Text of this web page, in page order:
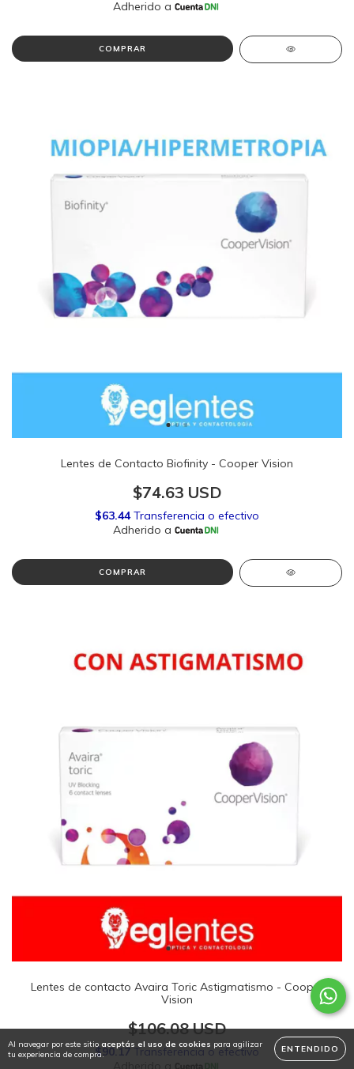
Al navegar por este sitio aceptás el uso de cookies para agilizar
tu experiencia de compra.
ENTENDIDO
Lentes de Contacto Biofinity - Cooper Vision
$74.63 USD
COMPRAR
Lentes de contacto Avaira Toric Astigmatismo - Cooper
Vision
$106.08 USD